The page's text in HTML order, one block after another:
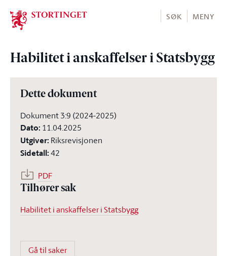
Stortinget.no
SØK MENY
Habilitet i anskaffelser i Statsbygg
Dette dokument
Dokument 3:9 (2024-2025)
Dato: 11.04.2025
Utgiver: Riksrevisjonen
Sidetall:42
PDF
Tilhører sak
Habilitet i anskaffelser i Statsbygg
Gå til saker